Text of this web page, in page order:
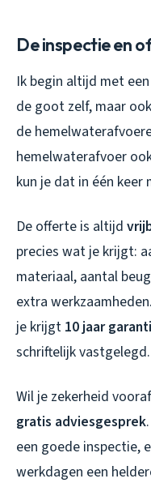
De inspectie en
Ik begin altijd met
de goot zelf, maar
de
hemelwaterafvoer
kun je dat in één keer
De offerte is altijd
precies wat je krijgt:
materiaal, aantal
extra
je krijgt 10 jaar
schriftelijk vastgelegd.
Wil je zekerheid
gratis adviesgesprek
een goede inspectie,
werkdagen een